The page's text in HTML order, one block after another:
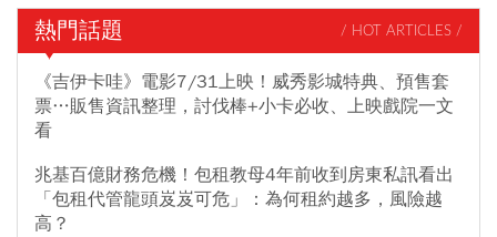
熱門話題 / HOT ARTICLES /
《吉伊卡哇》電影7/31上映！威秀影城特典、預售套
票…販售資訊整理，討伐棒+小卡必收、上映戲院一文
看
兆基百億財務危機！包租教母4年前收到房東私訊看出
「包租代管龍頭岌岌可危」：為何租約越多，風險越
高？